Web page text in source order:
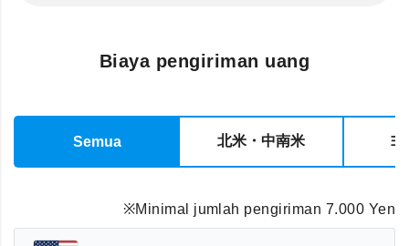
Biaya pengiriman uang
Semua 北米・中南米 ヨ
※Minimal jumlah pengiriman 7.000 Yen